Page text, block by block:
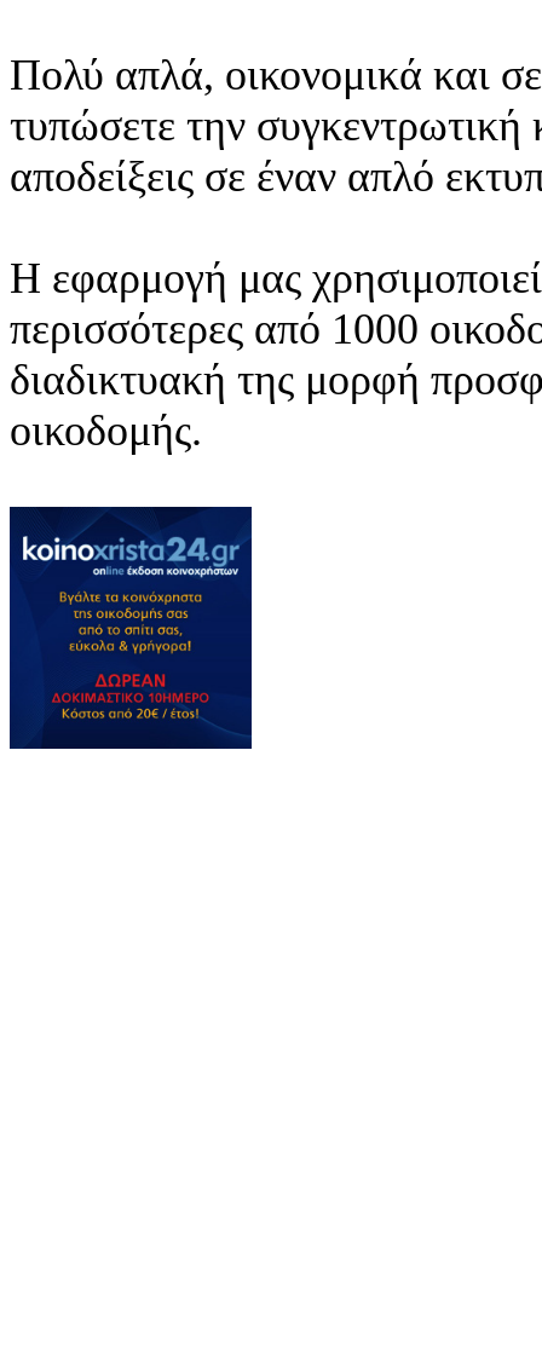
Πολύ απλά, οικονομικά και
τυπώσετε την συγκεντρωτική
αποδείξεις σε έναν απλό
Η εφαρμογή μας
περισσότερες από 1000
διαδικτυακή της μορφή
οικοδομής.